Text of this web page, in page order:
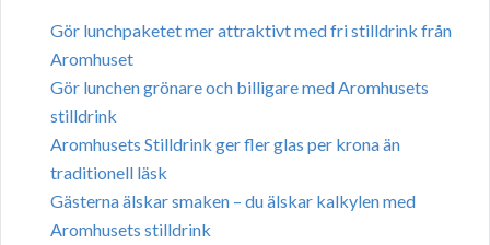
Gör lunchpaketet mer attraktivt med fri stilldrink från
Aromhuset
Gör lunchen grönare och billigare med Aromhusets
stilldrink
Aromhusets Stilldrink ger fler glas per krona än
traditionell läsk
Gästerna älskar smaken – du älskar kalkylen med
Aromhusets stilldrink